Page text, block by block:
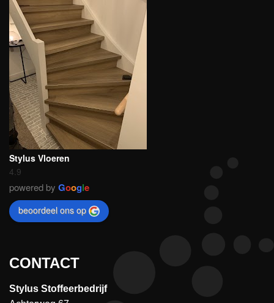
Stylus Vloeren
4.9
powered by Google
beoordeel ons op
CONTACT
Stylus Stoffeerbedrijf